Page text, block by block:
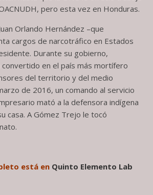
pero esta vez en Honduras.
Orlando Hernández –que
cargos de narcotráfico en Estados
Durante su gobierno,
convertido en el país más mortífero
del territorio y del medio
de 2016, un comando al servicio
mató a la defensora indígena
casa. A Gómez Trejo le tocó
está en Quinto Elemento Lab